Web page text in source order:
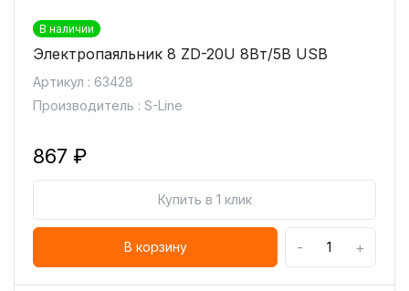
В наличии
Электропаяльник 8 ZD-20U 8Вт/5В USB
Артикул : 63428
Производитель : S-Line
867 ₽
Купить в 1 клик
В корзину - +